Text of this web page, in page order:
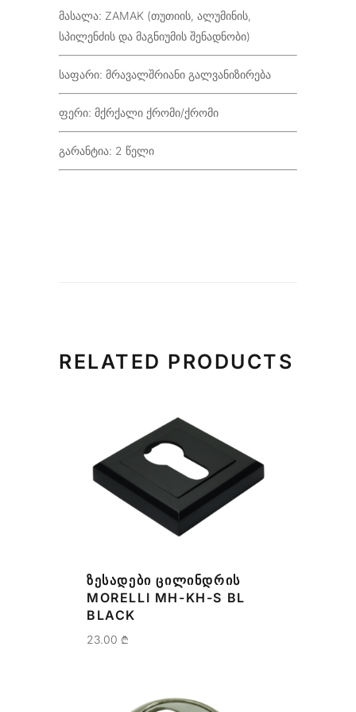
მასალა: ZAMAK (თუთიის, ალუმინის,
სპილენძის და მაგნიუმის შენადნობი)
საფარი: მრავალშრიანი გალვანიზირება
ფერი: მქრქალი ქრომი/ქრომი
გარანტია: 2 წელი
RELATED PRODUCTS
ᲖᲔᲡᲐᲓᲔᲑᲘ ᲪᲘᲚᲘᲜᲓᲠᲘᲡ
MORELLI MH-KH-S BL
BLACK
23.00 ₾